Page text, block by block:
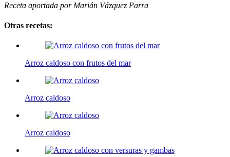
Receta aportada por Marián Vázquez Parra
Otras recetas:
Arroz caldoso con frutos del mar
Arroz caldoso
Arroz caldoso